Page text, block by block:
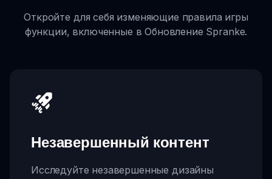
Откройте для себя изменяющие правила игры
функции, включенные в Обновление Spranke.
Незавершенный контент
Исследуйте незавершенные дизайны